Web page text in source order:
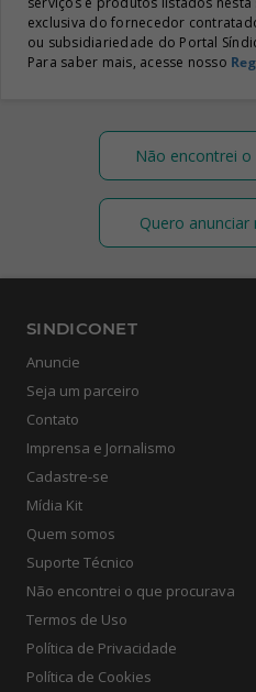
exclusiva do fornecedor
ou subsidiariedade do Portal
Para saber mais, acesse nosso
Não encontrei
Quero anunciar
SINDICONET
Anuncie
Seja um parceiro
Contato
Imprensa e Jornalismo
Cadastre-se
Mídia Kit
Quem somos
Suporte Técnico
Não encontrei o que procurava
Termos de Uso
Política de Privacidade
Política de Cookies